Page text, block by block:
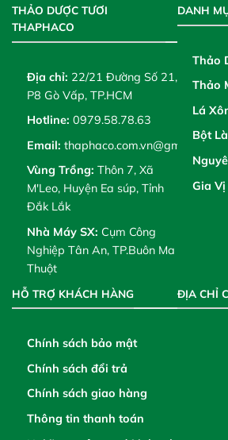
THẢO DƯỢC TƯƠI
THAPHACO
Địa chỉ: 22/21 Đường Số 21,
P8 Gò Vấp, TP.HCM
Hotline: 0979.58.78.63
Email: thaphaco.com.vn@gmail.com
Vùng Trồng: Thôn 7, Xã
M'Leo, Huyện Ea súp, Tỉnh
Đắk Lắk
Nhà Máy SX: Cụm Công
Nghiệp Tân An, TP.Buôn Ma
Thuột
DANH
Thảo
Thảo
Lá
Bột
Gia
HỖ TRỢ KHÁCH HÀNG
Chính sách bảo mật
Chính sách đổi trả
Chính sách giao hàng
Thông tin thanh toán
ĐỊA CHỈ